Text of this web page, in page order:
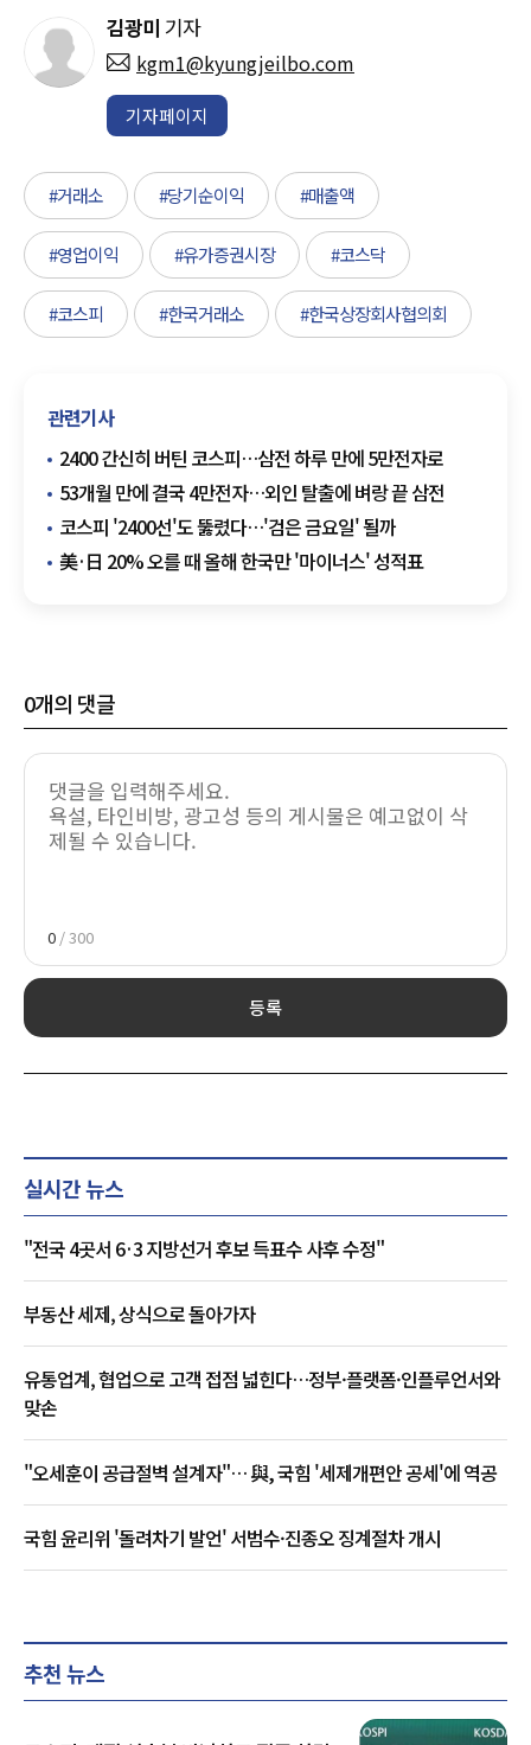
김광미 기자
kgm1@kyungjeilbo.com
기자페이지
#거래소 #당기순이익 #매출액
#영업이익 #유가증권시장 #코스닥
#코스피 #한국거래소 #한국상장회사협의회
관련기사
2400 간신히 버틴 코스피…삼전 하루 만에 5만전자로
53개월 만에 결국 4만전자…외인 탈출에 벼랑 끝 삼전
코스피 '2400선'도 뚫렸다…'검은 금요일' 될까
美·日 20% 오를 때 올해 한국만 '마이너스' 성적표
0개의 댓글
0 / 300
등록
실시간 뉴스
"전국 4곳서 6·3 지방선거 후보 득표수 사후 수정"
부동산 세제, 상식으로 돌아가자
유통업계, 협업으로 고객 접점 넓힌다…정부·플랫폼·인플루언서와
맞손
"오세훈이 공급절벽 설계자"… 與, 국힘 '세제개편안 공세'에 역공
국힘 윤리위 '돌려차기 발언' 서범수·진종오 징계절차 개시
추천 뉴스